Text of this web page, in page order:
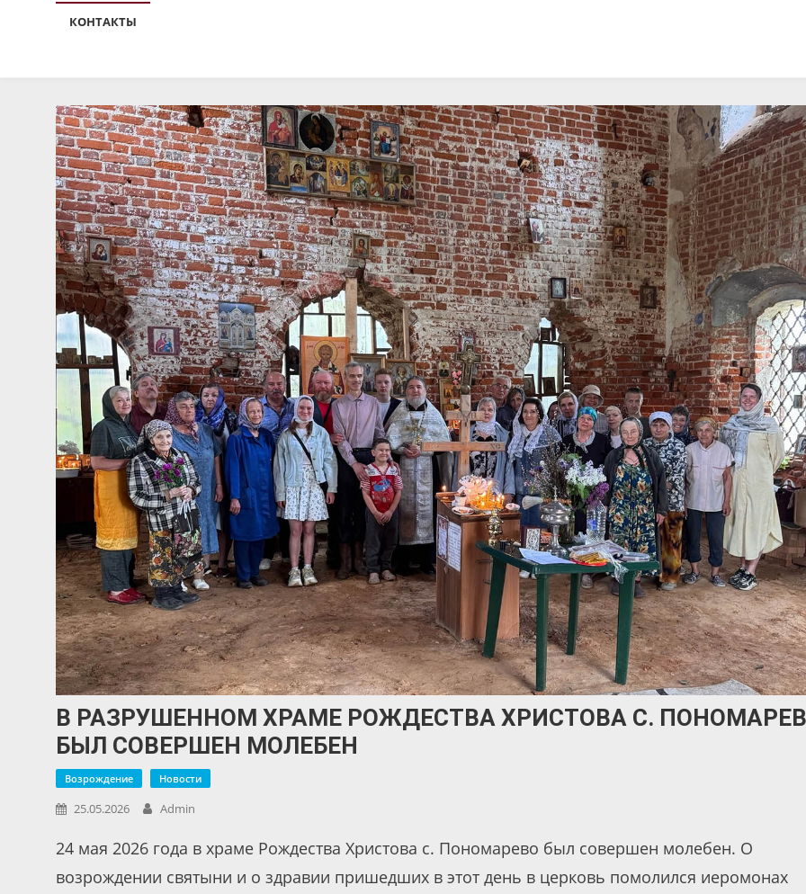
КОНТАКТЫ
В РАЗРУШЕННОМ ХРАМЕ РОЖДЕСТВА ХРИСТОВА С.
БЫЛ СОВЕРШЕН МОЛЕБЕН
Возрождение Новости
25.05.2026 Admin
24 мая 2026 года в храме Рождества Христова с. Пономарево был совершен молебен. О
возрождении святыни и о здравии пришедших в этот день в церковь помолился иеромонах